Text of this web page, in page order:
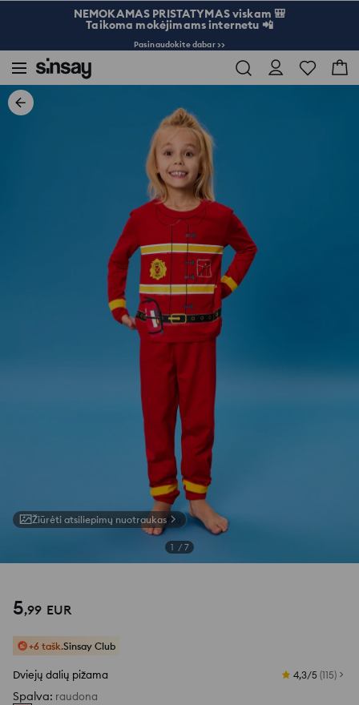
NEMOKAMAS PRISTATYMAS viskam 🎒
Taikoma mokėjimams internetu 📲
Pasinaudokite dabar >>
Žiūrėti atsiliepimų nuotraukas
1 / 7
5,99 EUR
+6 tašk.Sinsay Club
Dviejų dalių pižama 4,3/5 (115)
Spalva: raudona